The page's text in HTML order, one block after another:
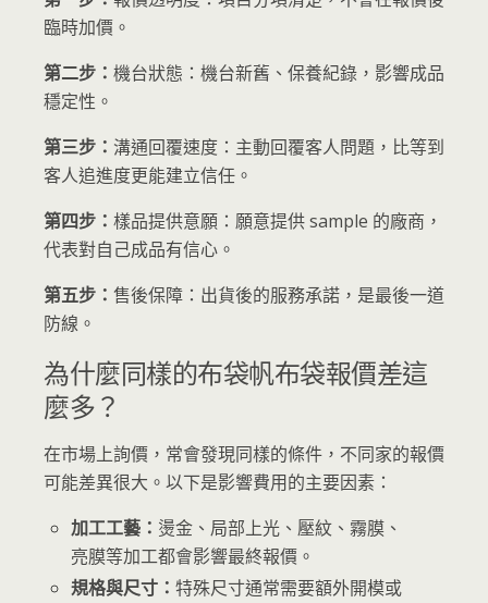
臨時加價。
第二步： 機台狀態：機台新舊、保養紀錄，影響成品
穩定性。
第三步： 溝通回覆速度：主動回覆客人問題，比等到
客人追進度更能建立信任。
第四步： 樣品提供意願：願意提供 sample 的廠商，
代表對自己成品有信心。
第五步： 售後保障：出貨後的服務承諾，是最後一道
防線。
為什麼同樣的布袋帆布袋報價差這
麼多？
在市場上詢價，常會發現同樣的條件，不同家的報價
可能差異很大。以下是影響費用的主要因素：
加工工藝： 燙金、局部上光、壓紋、霧膜、
亮膜等加工都會影響最終報價。
規格與尺寸：特殊尺寸通常需要額外開模或